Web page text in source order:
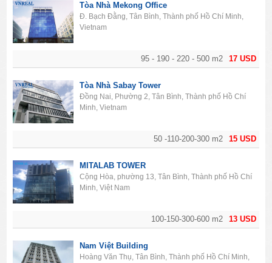
17 USD
95 - 190 - 220 - 500 m2
Tòa Nhà Mekong Office
Đ. Bạch Đằng, Tân Bình, Thành phố Hồ Chí Minh,
Vietnam
15 USD
50 -110-200-300 m2
Tòa Nhà Sabay Tower
Đồng Nai, Phường 2, Tân Bình, Thành phố Hồ Chí
Minh, Vietnam
13 USD
100-150-300-600 m2
MITALAB TOWER
Cộng Hòa, phường 13, Tân Bình, Thành phố Hồ Chí
Minh, Việt Nam
Nam Việt Building
Hoàng Văn Thụ, Tân Bình, Thành phố Hồ Chí Minh,